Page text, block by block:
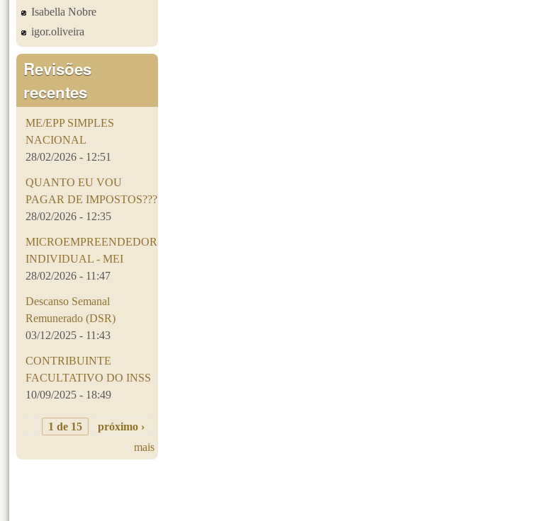
Isabella Nobre
igor.oliveira
Revisões
recentes
ME/EPP SIMPLES
NACIONAL
28/02/2026 - 12:51
QUANTO EU VOU
PAGAR DE IMPOSTOS???
28/02/2026 - 12:35
MICROEMPREENDEDOR
INDIVIDUAL - MEI
28/02/2026 - 11:47
Descanso Semanal
Remunerado (DSR)
03/12/2025 - 11:43
CONTRIBUINTE
FACULTATIVO DO INSS
10/09/2025 - 18:49
1 de 15
próximo ›
mais